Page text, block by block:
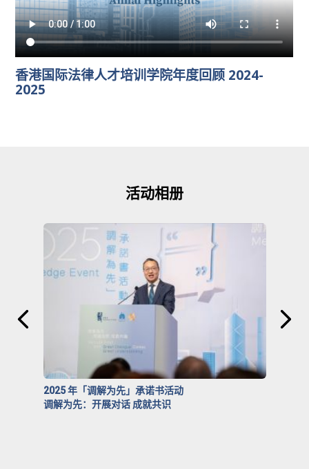
香港国际法律人才培训学院年度回顾 2024-
2025
活动相册
2025 年「调解为先」承诺书活动
调解为先：开展对话 成就共识